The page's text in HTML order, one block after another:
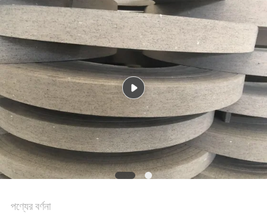
সাইট
ম্যাপ
PRIVACY
POLICY
পণ্যের বর্ণনা